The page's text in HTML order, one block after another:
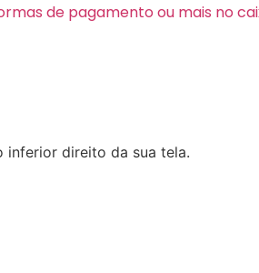
de pagamento ou mais no
inferior direito da sua tela.